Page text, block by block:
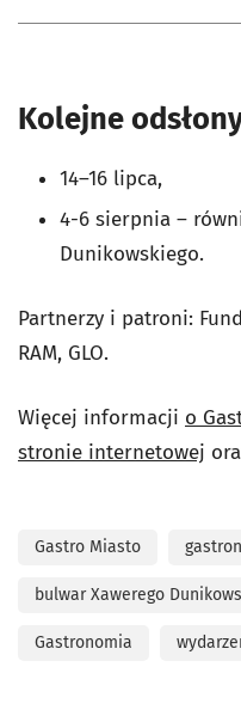
Kolejne
14–16 lipca,
4-6 sierpnia –
Dunikowskiego.
Partnerzy i patroni:
RAM, GLO.
Więcej informacji o
stronie internetowej
Gastro Miasto
bulwar Xawerego
Gastronomia